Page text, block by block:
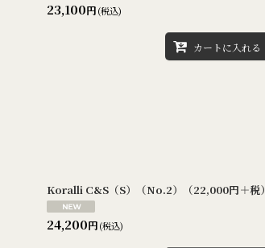
23,100円(税込)
カートに入れる
Koralli C&S（S）（No.2）（22,000円＋税）
24,200円(税込)